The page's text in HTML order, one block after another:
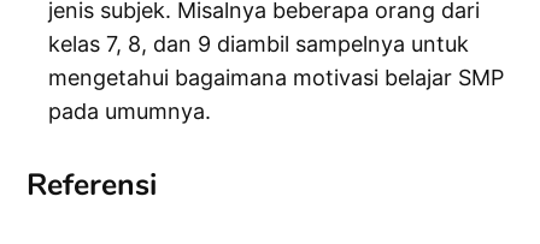
jenis subjek. Misalnya beberapa orang dari
kelas 7, 8, dan 9 diambil sampelnya untuk
mengetahui bagaimana motivasi belajar SMP
pada umumnya.
Referensi